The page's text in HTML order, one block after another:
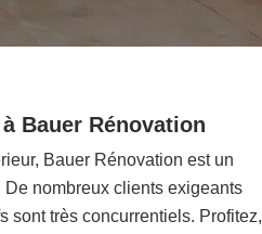
Bauer Rénovation
Bauer Rénovation est un
nombreux clients exigeants
sont très concurrentiels. Profitez,